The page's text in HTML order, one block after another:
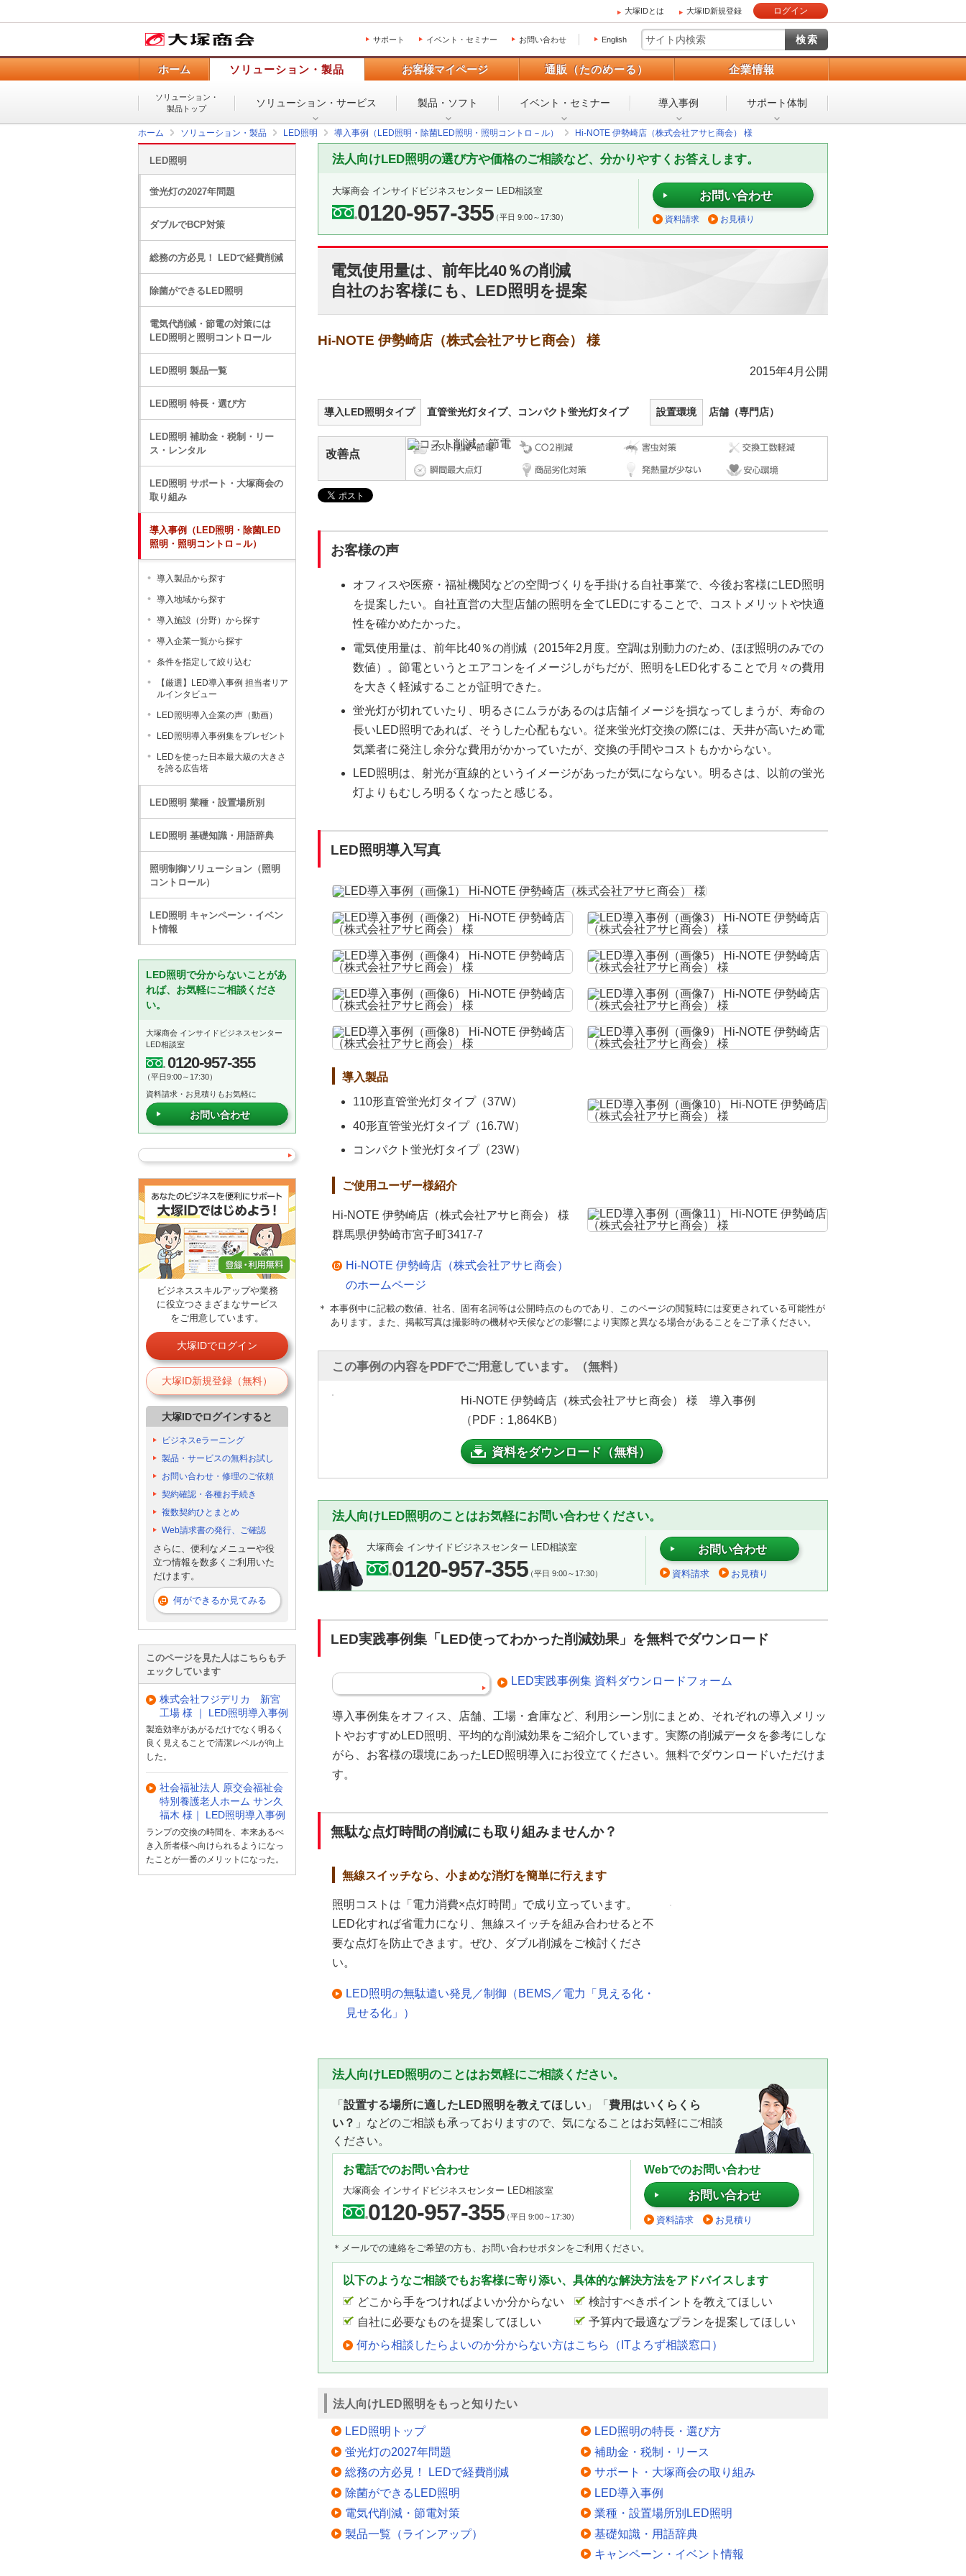
大塚IDとは 大塚ID新規登録 ログイン
サポート イベント・セミナー お問い合わせ English
ホーム ソリューション・製品 お客様マイページ 通販（たのめーる） 企業情報
ソリューション・
製品トップ
ソリューション・ サービス 製品・ソフト イベント・ セミナー 導入事例 サポート体制
ホーム ソリューション・製品 LED照明 導入事例（LED照明・除菌LED照明・照明コントロ－ル） Hi-NOTE 伊勢崎店（株式会社アサヒ商会） 様
法人向けLED照明の選び方や価格のご相談など、分かりやすくお答えします。
大塚商会 インサイドビジネスセンター LED相談室
0120-957-355（平日 9:00～17:30）
お問い合わせ
資料請求 お見積り
電気使用量は、前年比40％の削減
自社のお客様にも、LED照明を提案
Hi-NOTE 伊勢崎店（株式会社アサヒ商会） 様
2015年4月公開
導入LED照明タイプ 直管蛍光灯タイプ、コンパクト蛍光灯タイプ 設置環境 店舗（専門店）
改善点
お客様の声
オフィスや医療・福祉機関などの空間づくりを手掛ける自社事業で、今後お客様にLED照明
を提案したい。自社直営の大型店舗の照明を全てLEDにすることで、コストメリットや快適
性を確かめたかった。
電気使用量は、前年比40％の削減（2015年2月度。空調は別動力のため、ほぼ照明のみでの
数値）。節電というとエアコンをイメージしがちだが、照明をLED化することで月々の費用
を大きく軽減することが証明できた。
蛍光灯が切れていたり、明るさにムラがあるのは店舗イメージを損なってしまうが、寿命の
長いLED照明であれば、そうした心配もない。従来蛍光灯交換の際には、天井が高いため電
気業者に発注し余分な費用がかかっていたが、交換の手間やコストもかからない。
LED照明は、射光が直線的というイメージがあったが気にならない。明るさは、以前の蛍光
灯よりもむしろ明るくなったと感じる。
LED照明導入写真
導入製品
110形直管蛍光灯タイプ（37W）
40形直管蛍光灯タイプ（16.7W）
コンパクト蛍光灯タイプ（23W）
ご使用ユーザー様紹介
Hi-NOTE 伊勢崎店（株式会社アサヒ商会） 様
群馬県伊勢崎市宮子町3417-7
Hi-NOTE 伊勢崎店（株式会社アサヒ商会）
のホームページ
＊ 本事例中に記載の数値、社名、固有名詞等は公開時点のものであり、このページの閲覧時には変更されている可能性が
あります。また、掲載写真は撮影時の機材や天候などの影響により実際と異なる場合があることをご了承ください。
この事例の内容をPDFでご用意しています。（無料）
Hi-NOTE 伊勢崎店（株式会社アサヒ商会） 様 導入事例
（PDF：1,864KB）
資料をダウンロード（無料）
法人向けLED照明のことはお気軽にお問い合わせください。
大塚商会 インサイドビジネスセンター LED相談室
0120-957-355（平日 9:00～17:30）
お問い合わせ
資料請求 お見積り
LED実践事例集「LED使ってわかった削減効果」を無料でダウンロード
LED実践事例集 資料ダウンロードフォーム
導入事例集をオフィス、店舗、工場・倉庫など、利用シーン別にまとめ、それぞれの導入メリッ
トやおすすめLED照明、平均的な削減効果をご紹介しています。実際の削減データを参考にしな
がら、お客様の環境にあったLED照明導入にお役立てください。無料でダウンロードいただけま
す。
無駄な点灯時間の削減にも取り組みませんか？
無線スイッチなら、小まめな消灯を簡単に行えます
照明コストは「電力消費×点灯時間」で成り立っています。
LED化すれば省電力になり、無線スイッチを組み合わせると不
要な点灯を防止できます。ぜひ、ダブル削減をご検討くださ
い。
LED照明の無駄遣い発見／制御（BEMS／電力「見える化・
見せる化」）
法人向けLED照明のことはお気軽にご相談ください。
「 設置する場所に適したLED照明を教えてほしい 」「 費用はいくらくら
い？ 」などのご相談も承っておりますので、気になることはお気軽にご相談
ください。
お電話でのお問い合わせ
大塚商会 インサイドビジネスセンター LED相談室
0120-957-355（平日 9:00～17:30）
Webでのお問い合わせ
お問い合わせ
資料請求 お見積り
＊メールでの連絡をご希望の方も、お問い合わせボタンをご利用ください。
以下のようなご相談でもお客様に寄り添い、具体的な解決方法をアドバイスします
どこから手をつければよいか分からない
検討すべきポイントを教えてほしい
自社に必要なものを提案してほしい
予算内で最適なプランを提案してほしい
何から相談したらよいのか分からない方はこちら（ITよろず相談窓口）
法人向けLED照明をもっと知りたい
LED照明トップ
蛍光灯の2027年問題
総務の方必見！ LEDで経費削減
除菌ができるLED照明
電気代削減・節電対策
製品一覧（ラインアップ）
LED照明の特長・選び方
補助金・税制・リース
サポート・大塚商会の取り組み
LED導入事例
業種・設置場所別LED照明
基礎知識・用語辞典
キャンペーン・イベント情報
LED照明
蛍光灯の2027年問題
ダブルでBCP対策
総務の方必見！ LEDで経費削減
除菌ができるLED照明
電気代削減・節電の対策には
LED照明と照明コントロール
LED照明 製品一覧
LED照明 特長・選び方
LED照明 補助金・税制・リー
ス・レンタル
LED照明 サポート・大塚商会の
取り組み
導入事例（LED照明・除菌LED
照明・照明コントロ－ル）
導入製品から探す
導入地域から探す
導入施設（分野）から探す
導入企業一覧から探す
条件を指定して絞り込む
【厳選】LED導入事例 担当者リア
ルインタビュー
LED照明導入企業の声（動画）
LED照明導入事例集をプレゼント
LEDを使った日本最大級の大きさ
を誇る広告塔
LED照明 業種・設置場所別
LED照明 基礎知識・用語辞典
照明制御ソリューション（照明
コントロール）
LED照明 キャンペーン・イベン
ト情報
LED照明で分からないことがあ
れば、お気軽にご相談くださ
い。
大塚商会 インサイドビジネスセンター
LED相談室
0120-957-355
（平日9:00～17:30）
資料請求・お見積りもお気軽に
お問い合わせ
ビジネススキルアップや業務
に役立つさまざまなサービス
をご用意しています。
大塚IDでログイン
大塚ID新規登録（無料）
大塚IDでログインすると
ビジネスeラーニング
製品・サービスの無料お試し
お問い合わせ・修理のご依頼
契約確認・各種お手続き
複数契約ひとまとめ
Web請求書の発行、ご確認
さらに、便利なメニューや役
立つ情報を数多くご利用いた
だけます。
何ができるか見てみる
このページを見た人はこちらもチ
ェックしています
株式会社フジデリカ 新宮
工場 様 ｜ LED照明導入事例
製造効率があがるだけでなく明るく
良く見えることで清潔レベルが向上
した。
社会福祉法人 原交会福祉会
特別養護老人ホーム サン久
福木 様｜ LED照明導入事例
ランプの交換の時間を、本来あるべ
き入所者様へ向けられるようになっ
たことが一番のメリットになった。